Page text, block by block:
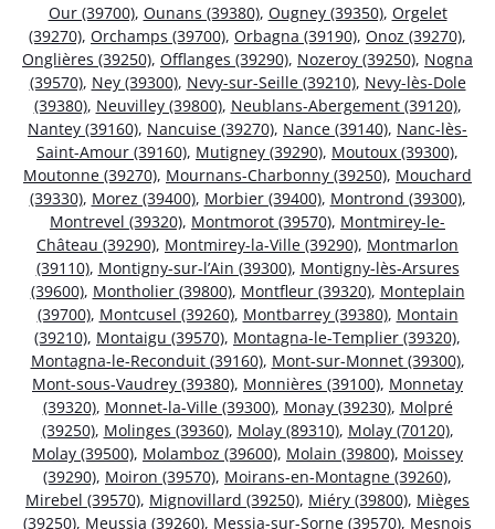
Our (39700), Ounans (39380), Ougney (39350), Orgelet
(39270), Orchamps (39700), Orbagna (39190), Onoz (39270),
Onglières (39250), Offlanges (39290), Nozeroy (39250), Nogna
(39570), Ney (39300), Nevy-sur-Seille (39210), Nevy-lès-Dole
(39380), Neuvilley (39800), Neublans-Abergement (39120),
Nantey (39160), Nancuise (39270), Nance (39140), Nanc-lès-
Saint-Amour (39160), Mutigney (39290), Moutoux (39300),
Moutonne (39270), Mournans-Charbonny (39250), Mouchard
(39330), Morez (39400), Morbier (39400), Montrond (39300),
Montrevel (39320), Montmorot (39570), Montmirey-le-
Château (39290), Montmirey-la-Ville (39290), Montmarlon
(39110), Montigny-sur-l’Ain (39300), Montigny-lès-Arsures
(39600), Montholier (39800), Montfleur (39320), Monteplain
(39700), Montcusel (39260), Montbarrey (39380), Montain
(39210), Montaigu (39570), Montagna-le-Templier (39320),
Montagna-le-Reconduit (39160), Mont-sur-Monnet (39300),
Mont-sous-Vaudrey (39380), Monnières (39100), Monnetay
(39320), Monnet-la-Ville (39300), Monay (39230), Molpré
(39250), Molinges (39360), Molay (89310), Molay (70120),
Molay (39500), Molamboz (39600), Molain (39800), Moissey
(39290), Moiron (39570), Moirans-en-Montagne (39260),
Mirebel (39570), Mignovillard (39250), Miéry (39800), Mièges
(39250), Meussia (39260), Messia-sur-Sorne (39570), Mesnois